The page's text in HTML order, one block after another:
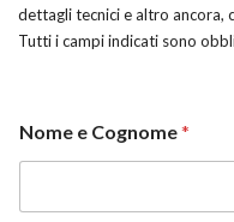
dettagli tecnici e altro ancora,
Tutti i campi indicati sono
Nome e Cognome*